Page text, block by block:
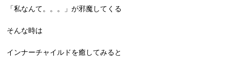
「私なんて。。。」が邪魔してくる
そんな時は
インナーチャイルドを癒してみると